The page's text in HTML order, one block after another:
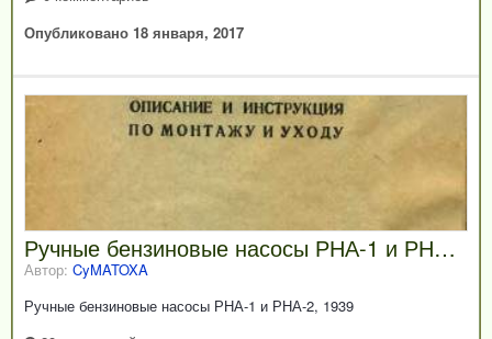
Опубликовано 18 января, 2017
Ручные бензиновые насосы РНА-1 и РНА-2, 1939
Автор: CyMATOXA
Ручные бензиновые насосы РНА-1 и РНА-2, 1939